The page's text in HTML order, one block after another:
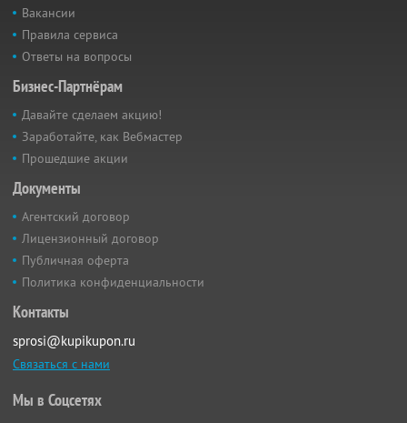
Вакансии
Правила сервиса
Ответы на вопросы
Бизнес-Партнёрам
Давайте сделаем акцию!
Заработайте, как Вебмастер
Прошедшие акции
Документы
Агентский договор
Лицензионный договор
Публичная оферта
Политика конфиденциальности
Контакты
sprosi@kupikupon.ru
Связаться с нами
Мы в Соцсетях